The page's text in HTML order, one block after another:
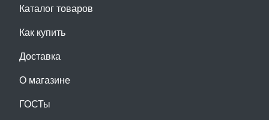
Каталог товаров
Как купить
Доставка
О магазине
ГОСТы